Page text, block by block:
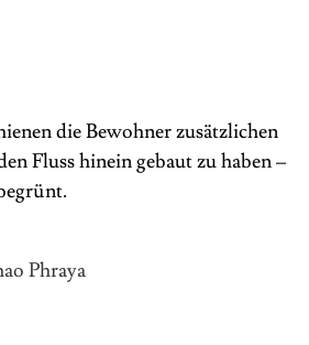
die Bewohner zusätzlichen
Fluss hinein gebaut zu haben –